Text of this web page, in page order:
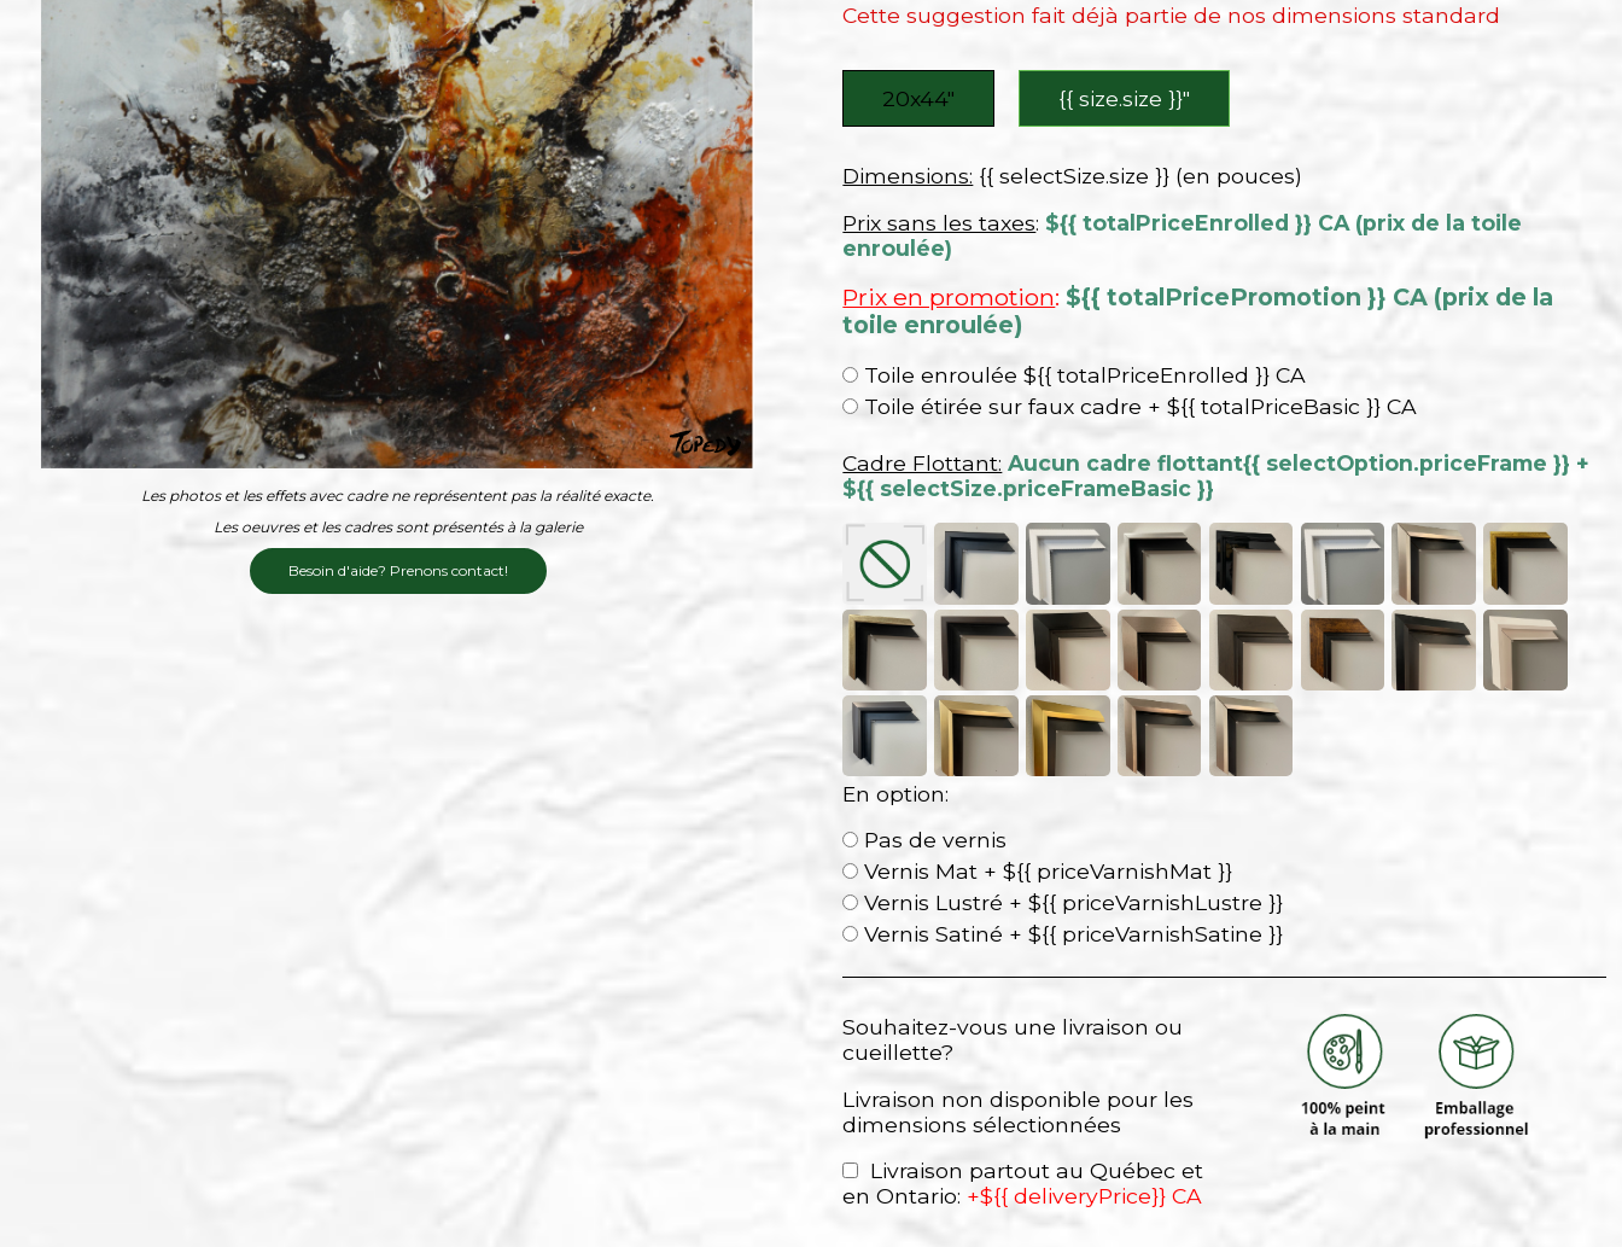
Les photos et les effets avec cadre ne représentent pas la réalité exacte.
Les oeuvres et les cadres sont présentés à la galerie
Besoin d'aide? Prenons contact!
Cette suggestion fait déjà partie de nos dimensions standard
20x44″ {{ size.size }}″
Dimensions: {{ selectSize.size }} (en pouces)
Prix sans les taxes: ${{ totalPriceEnrolled }} CA (prix de la toile
enroulée)
Prix en promotion: ${{ totalPricePromotion }} CA (prix de la
toile enroulée)
Toile enroulée ${{ totalPriceEnrolled }} CA
Toile étirée sur faux cadre + ${{ totalPriceBasic }} CA
Cadre Flottant: Aucun cadre flottant{{ selectOption.priceFrame }} +
${{ selectSize.priceFrameBasic }}
En option:
Pas de vernis
Vernis Mat + ${{ priceVarnishMat }}
Vernis Lustré + ${{ priceVarnishLustre }}
Vernis Satiné + ${{ priceVarnishSatine }}
Souhaitez-vous une livraison ou
cueillette?
Livraison non disponible pour les
dimensions sélectionnées
Livraison partout au Québec et
en Ontario: +${{ deliveryPrice}} CA